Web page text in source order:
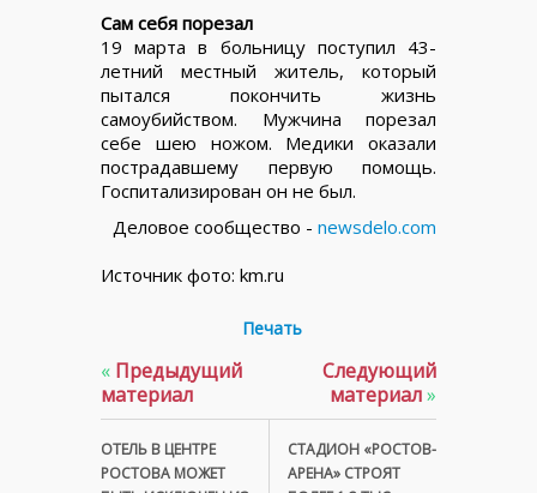
Сам себя порезал
19 марта в больницу поступил 43-
летний местный житель, который
пытался покончить жизнь
самоубийством. Мужчина порезал
себе шею ножом. Медики оказали
пострадавшему первую помощь.
Госпитализирован он не был.
Деловое сообщество - newsdelo.com
Источник фото: km.ru
Печать
« Предыдущий
материал
ОТЕЛЬ В ЦЕНТРЕ
РОСТОВА МОЖЕТ
Следующий
материал»
СТАДИОН «РОСТОВ-
АРЕНА» СТРОЯТ